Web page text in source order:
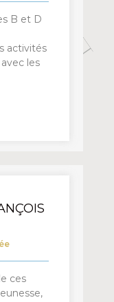
B et D
activités
les
ces